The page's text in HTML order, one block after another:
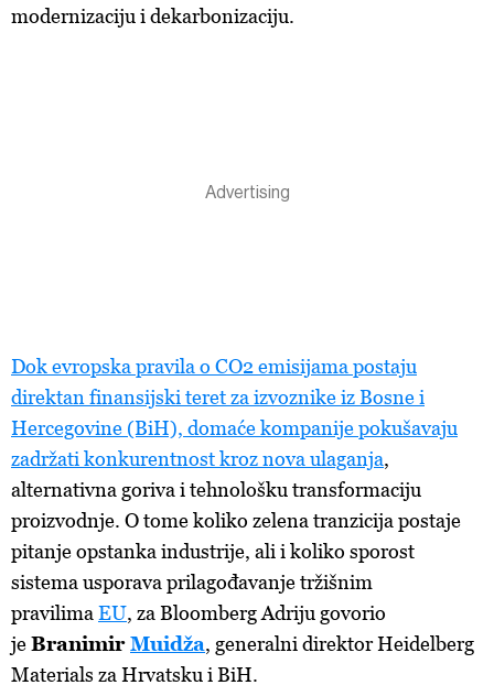
modernizaciju i dekarbonizaciju.
Dok evropska pravila o CO2 emisijama postaju
direktan finansijski teret za izvoznike iz Bosne i
Hercegovine (BiH), domaće kompanije pokušavaju
zadržati konkurentnost kroz nova ulaganja,
alternativna goriva i tehnološku transformaciju
proizvodnje. O tome koliko zelena tranzicija postaje
pitanje opstanka industrije, ali i koliko sporost
sistema usporava prilagođavanje tržišnim
pravilima EU, za Bloomberg Adriju govorio
jeBranimirMuidža, generalni direktor Heidelberg
Materials za Hrvatsku i BiH.